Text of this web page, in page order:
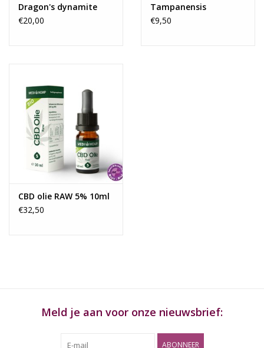
Dragon's dynamite
€20,00
Tampanensis
€9,50
CBD olie RAW 5% 10ml
€32,50
Meld je aan voor onze nieuwsbrief:
ABONNEER